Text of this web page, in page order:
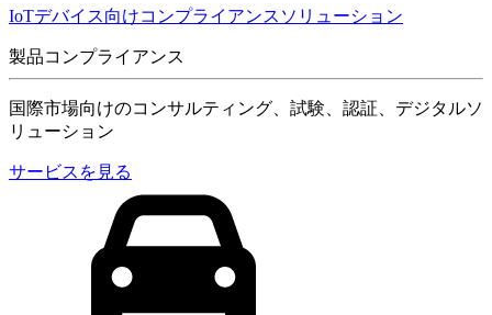
IoTデバイス向けコンプライアンスソリューション
製品コンプライアンス
国際市場向けのコンサルティング、試験、認証、デジタルソ
リューション
サービスを見る